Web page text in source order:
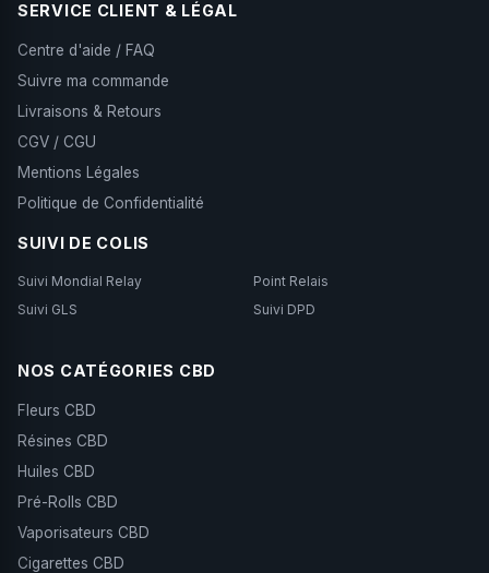
SERVICE CLIENT & LÉGAL
Centre d'aide / FAQ
Suivre ma commande
Livraisons & Retours
CGV / CGU
Mentions Légales
Politique de Confidentialité
SUIVI DE COLIS
Suivi Mondial Relay
Point Relais
Suivi GLS
Suivi DPD
NOS CATÉGORIES CBD
Fleurs CBD
Résines CBD
Huiles CBD
Pré-Rolls CBD
Vaporisateurs CBD
Cigarettes CBD